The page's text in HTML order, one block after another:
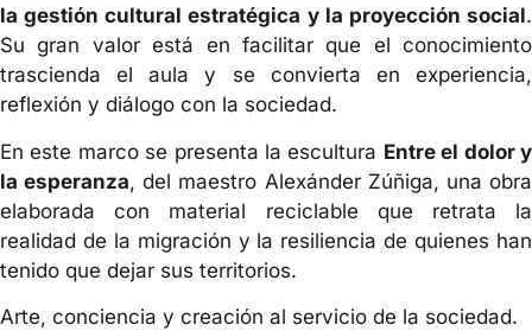
la gestión cultural estratégica y la proyección social.
Su gran valor está en facilitar que el conocimiento
trascienda el aula y se convierta en experiencia,
reflexión y diálogo con la sociedad.
En este marco se presenta la escultura Entre el dolor y
la esperanza, del maestro Alexánder Zúñiga, una obra
elaborada con material reciclable que retrata la
realidad de la migración y la resiliencia de quienes han
tenido que dejar sus territorios.
Arte, conciencia y creación al servicio de la sociedad.